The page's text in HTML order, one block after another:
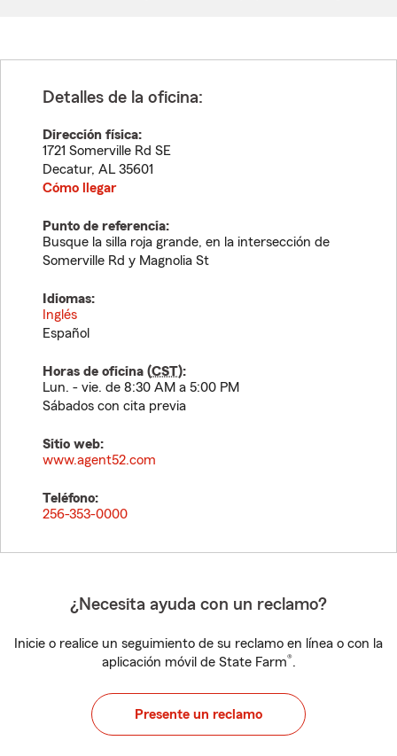
Detalles de la oficina:
Dirección física:
1721 Somerville Rd SE
Decatur, AL 35601
Cómo llegar
Punto de referencia:
Busque la silla roja grande, en la intersección de
Somerville Rd y Magnolia St
Idiomas:
Inglés
Español
Horas de oficina (CST):
Lun. - vie. de 8:30 AM a 5:00 PM
Sábados con cita previa
Sitio web:
www.agent52.com
Teléfono:
256-353-0000
¿Necesita ayuda con un reclamo?
Inicie o realice un seguimiento de su reclamo en línea o con la
aplicación móvil de State Farm®.
Presente un reclamo